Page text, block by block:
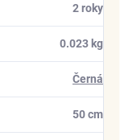
2 roky
0.023 kg
Černá
50 cm